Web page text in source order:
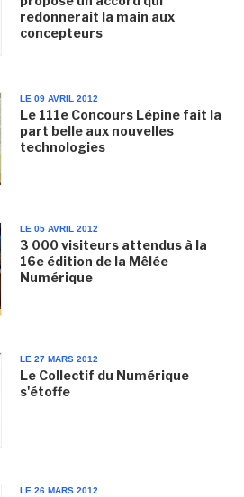
redonnerait la main aux
concepteurs
LE 09 AVRIL 2012
Le 111e Concours Lépine fait la
part belle aux nouvelles
technologies
LE 05 AVRIL 2012
3 000 visiteurs attendus à la
16e édition de la Mêlée
Numérique
LE 27 MARS 2012
Le Collectif du Numérique
s'étoffe
LE 26 MARS 2012